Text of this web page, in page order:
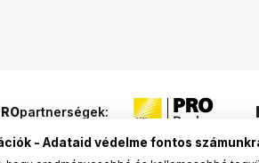
partnerségek:
- Adataid védelme fontos